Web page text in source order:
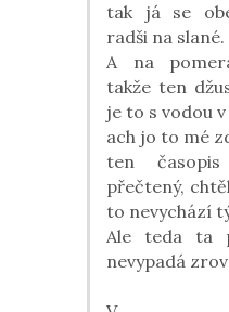
tak já se
radši na slané.
A na
takže ten
je to s vodou v
ach jo to mé
ten
přečtený,
to nevychází
Ale teda ta
nevypadá